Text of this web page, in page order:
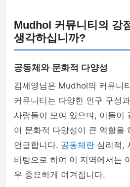
Mudhol 커뮤니티의 강
생각하십니까?
공동체와 문화적 다양성
김세영님은 Mudhol의 커뮤니
커뮤니티는 다양한 인구 구성
사람들이 모여 있으며, 이들이
어 문화적 다양성이 큰 역할을
언급합니다. 공동체란 심리적,
바탕으로 하여 이 지역에서는
우 중요하게 여겨집니다.